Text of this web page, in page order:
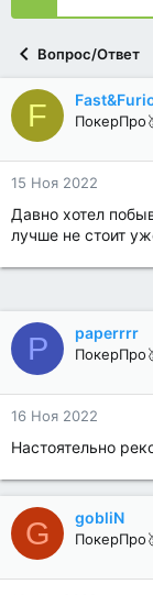
Вопрос/Ответ
F
15 Ноя 2022
Давно хотел
лучше не стоит
P paperrrr
16 Ноя 2022
Настоятельно
G gobliN